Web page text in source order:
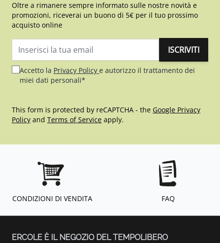
Oltre a rimanere sempre informato sulle nostre novità e
promozioni, riceverai un buono di 5€ per il tuo prossimo
acquisto online
ISCRIVITI
Accetto la Privacy Policy e autorizzo il trattamento dei
miei dati personali*
This form is protected by reCAPTCHA - the Google Privacy
Policy and Terms of Service apply.
CONDIZIONI DI VENDITA FAQ
ERCOLE È IL NEGOZIO DEL TEMPOLIBERO